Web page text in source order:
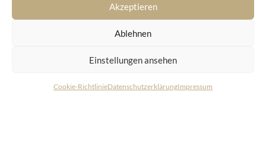
Akzeptieren
Ablehnen
Einstellungen ansehen
Cookie-RichtlinieDatenschutzerklärungImpressum